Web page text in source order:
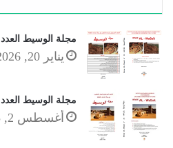
مجلة الوسيط العدد 23
يناير 20, 2026
مجلة الوسيط العدد 22 – 2024
أغسطس 2, 2025